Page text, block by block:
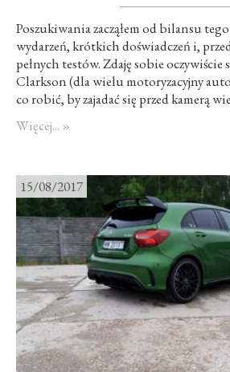
Poszukiwania zacząłem od bilansu
wydarzeń, krótkich doświadczeń i,
pełnych testów. Zdaję sobie oczywiście
Clarkson (dla wielu motoryzacyjny
co robić, by zajadać się przed kamerą
brytyjska małpka – szalony Chris Harris
Więcej... »
15/08/2017